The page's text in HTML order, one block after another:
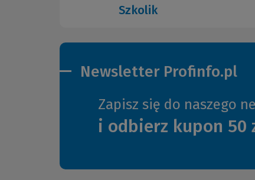
Szkolik
Newsletter Profinfo.pl
Zapisz się do naszego
i odbierz kupon 50